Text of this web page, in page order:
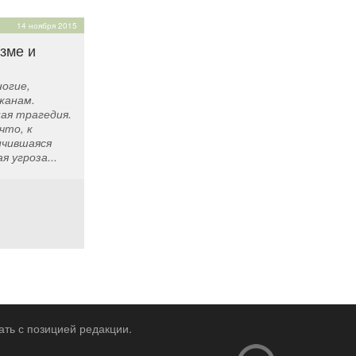
14 ноября 2015
и
трагедия.
к
угроза...
с позицией редакции.